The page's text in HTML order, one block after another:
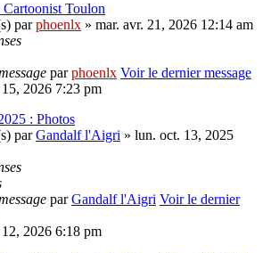
Toulon
parphoenlx » mar. avr. 21, 2026 12:14 am
parphoenlx Voir le dernier message
2026 7:23 pm
: Photos
parGandalf l'Aigri » lun. oct. 13, 2025
parGandalf l'Aigri Voir le dernier
2026 6:18 pm